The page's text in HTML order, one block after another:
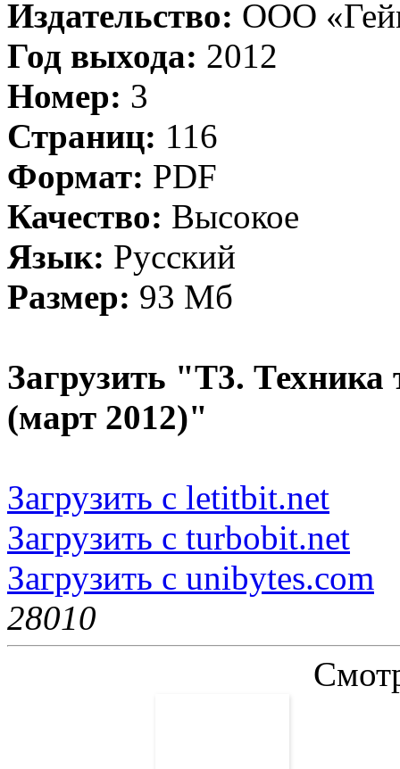
Издательство: ООО
Год выхода: 2012
Номер: 3
Страниц: 116
Формат: PDF
Качество: Высокое
Язык: Русский
Размер: 93 Мб
Загрузить "Т3. Техника
(март 2012)"
Загрузить с letitbit.net
Загрузить с turbobit.net
Загрузить с unibytes.com
28010